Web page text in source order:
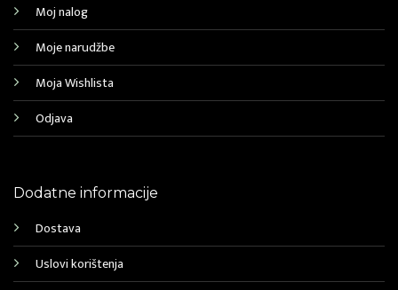
Moj nalog
Moje narudžbe
Moja Wishlista
Odjava
Dodatne informacije
Dostava
Uslovi korištenja